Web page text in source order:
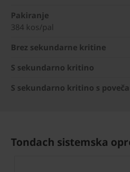
Pakiranje
384 kos/pal
Brez sekundarne kritine
S sekundarno kritino
S sekundarno kritino s
Tondach sistemska